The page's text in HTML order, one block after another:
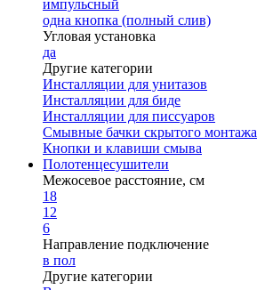
импульсный
одна кнопка (полный слив)
Угловая установка
да
Другие категории
Инсталляции для унитазов
Инсталляции для биде
Инсталляции для писсуаров
Смывные бачки скрытого монтажа
Кнопки и клавиши смыва
Полотенцесушители
Межосевое расстояние, см
18
12
6
Направление подключение
в пол
Другие категории